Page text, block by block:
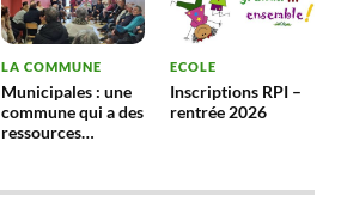
LA COMMUNE
Municipales : une
commune qui a des
ressources…
ECOLE
Inscriptions RPI –
rentrée 2026